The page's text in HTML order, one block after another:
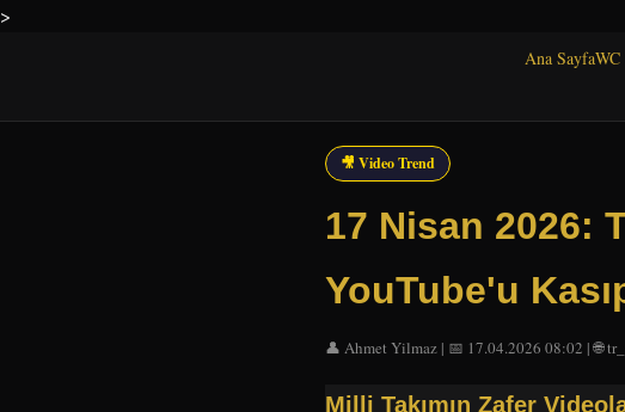
>
Ana SayfaWC
🎥 Video Trend
17 Nisan 2026:
YouTube'u
👤 Ahmet Yilmaz | 📅 17.04.2026 08:02 | 🌐
Milli Takımın Zafer